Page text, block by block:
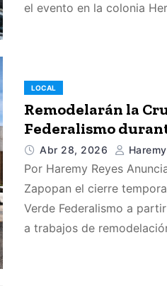
el evento en la colonia
LOCAL
Remodelarán la
Federalismo
Abr 28, 2026
Por Haremy Reyes
Zapopan el cierre
Verde Federalismo a
a trabajos de